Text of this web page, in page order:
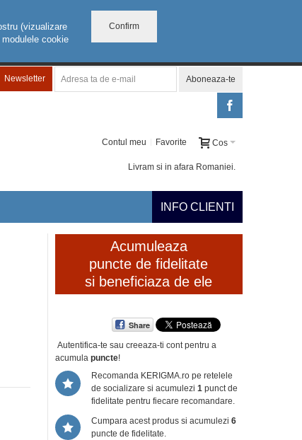
(vizualizare
cookie
Confirm
Newsletter Aboneaza-te
Cos
Contul meu Favorite
Livram si in afara Romaniei.
INFO CLIENTI
Acumuleaza
puncte de fidelitate
si beneficiaza de ele
Share
Autentifica-te sau creeaza-ti contpentru a
acumula puncte!
Recomanda KERIGMA.ro pe retelele
de socializare si acumulezi 1 punct de
fidelitate pentru fiecare recomandare.
Cumpara acest produs si acumulezi 6
puncte de fidelitate.